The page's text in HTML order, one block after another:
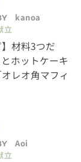
kanoa
立
】材料3つだ
ホットケーキ
レオ角マフィ
Aoi
立